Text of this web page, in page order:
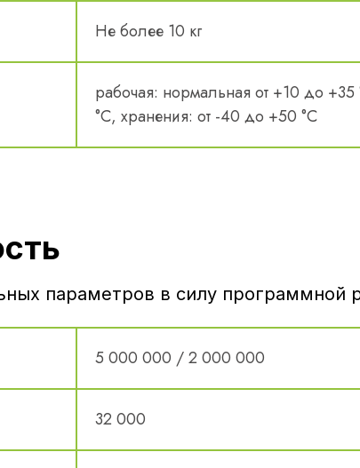
Не более 10 кг
рабочая: нормальная от +10 до
°С, хранения: от -40 до +50 °С
параметров в силу программной
5 000 000 / 2 000 000
32 000